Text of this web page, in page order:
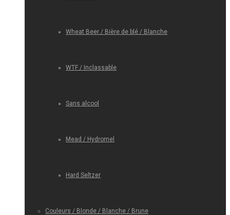
Wheat Beer / Bière de blé / Blanche
WTF / Inclassable
Sans alcool
Mead / Hydromel
Hard Seltzer
Couleurs / Blonde / Blanche / Brune